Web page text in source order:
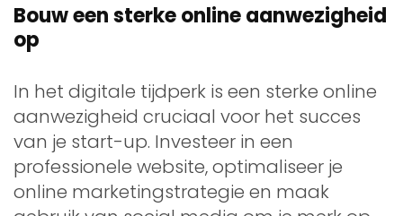
Bouw een sterke online aanwezigheid
op
In het digitale tijdperk is een sterke online
aanwezigheid cruciaal voor het succes
van je start-up. Investeer in een
professionele website, optimaliseer je
online marketingstrategie en maak